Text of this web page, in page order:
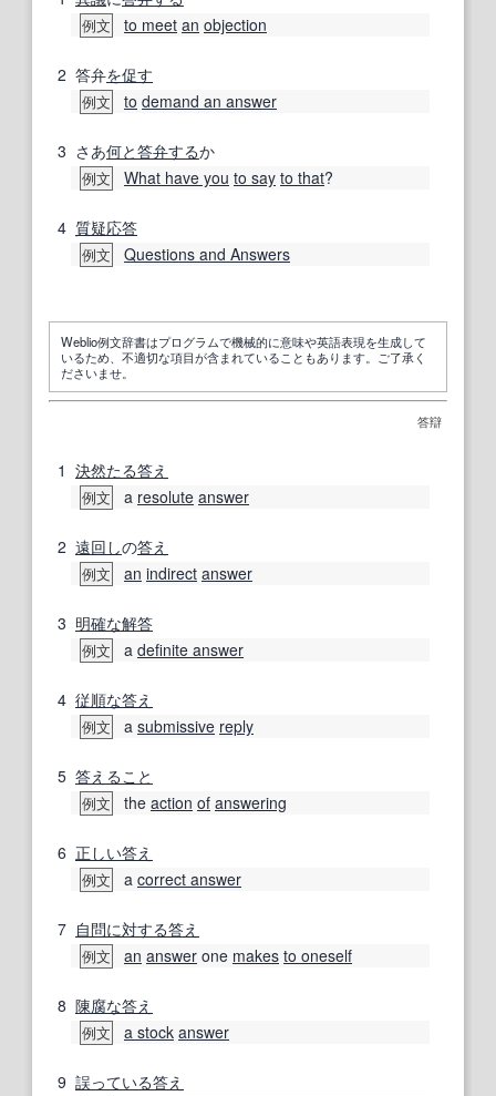
例文 to meet an objection
2 答弁を促す
例文 to demand an answer
3 さあ何と答弁するか
例文 What have you to say to that?
4 質疑応答
例文 Questions and Answers
Weblio例文辞書はプログラムで機械的に意味や英語表現を生成して
いるため、不適切な項目が含まれていることもあります。ご了承く
ださいませ。
答辯
1 決然たる答え
例文 a resolute answer
2 遠回しの答え
例文 an indirect answer
3 明確な解答
例文 a definite answer
4 従順な答え
例文 a submissive reply
5 答えること
例文 the action of answering
6 正しい答え
例文 a correct answer
7 自問に対する答え
例文 an answer one makes to oneself
8 陳腐な答え
例文 a stock answer
9 誤っている答え